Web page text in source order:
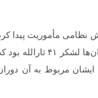
نظامی مأموریت پیدا
که با یگان‌های مختلف کار کند و پیگیر آموزش‌های تخصصی مورد نیازشان باشد. از جمله این یگان‌ها لشکر ۴۱
مربوط به آن